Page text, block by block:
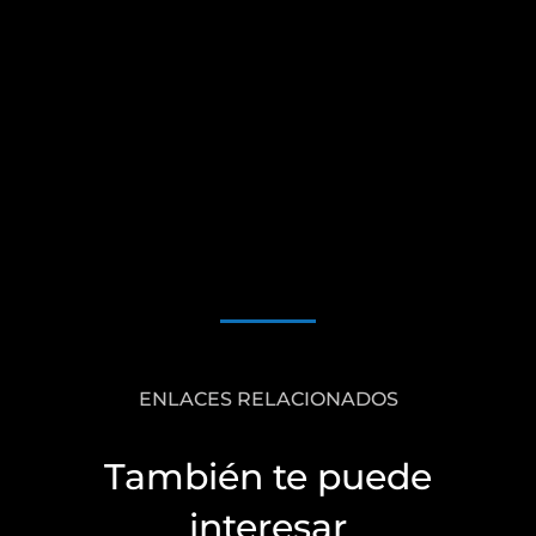
ENLACES RELACIONADOS
También te puede
interesar